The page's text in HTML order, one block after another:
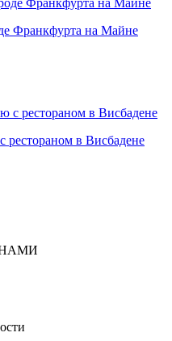
Франкфурта на Майне
рестораном в Висбадене